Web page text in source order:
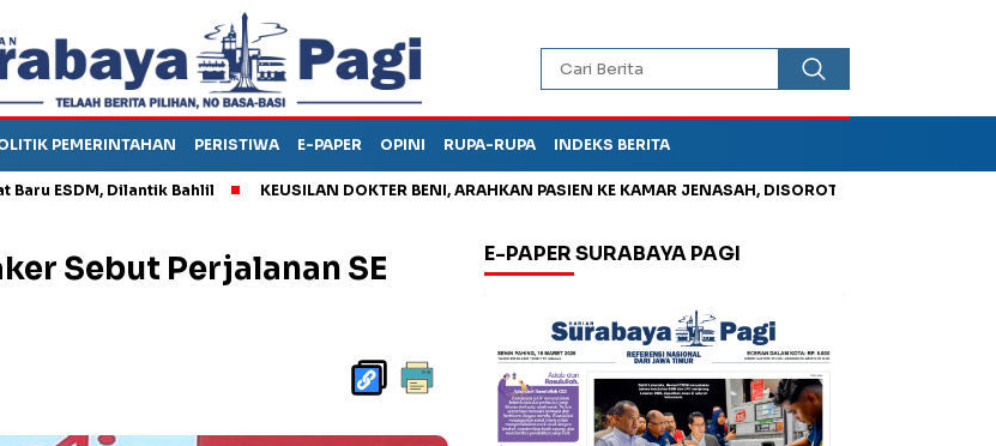
PEMERINTAHAN PERISTIWA E-PAPER OPINI RUPA-RUPA INDEKS BERITA
Dilantik Bahlil KEUSILAN DOKTER BENI, ARAHKAN PASIEN KE KAMAR JENASAH, DISOROT Jadi Otak Mark Up
Sebut Perjalanan SE
E-PAPER SURABAYA PAGI